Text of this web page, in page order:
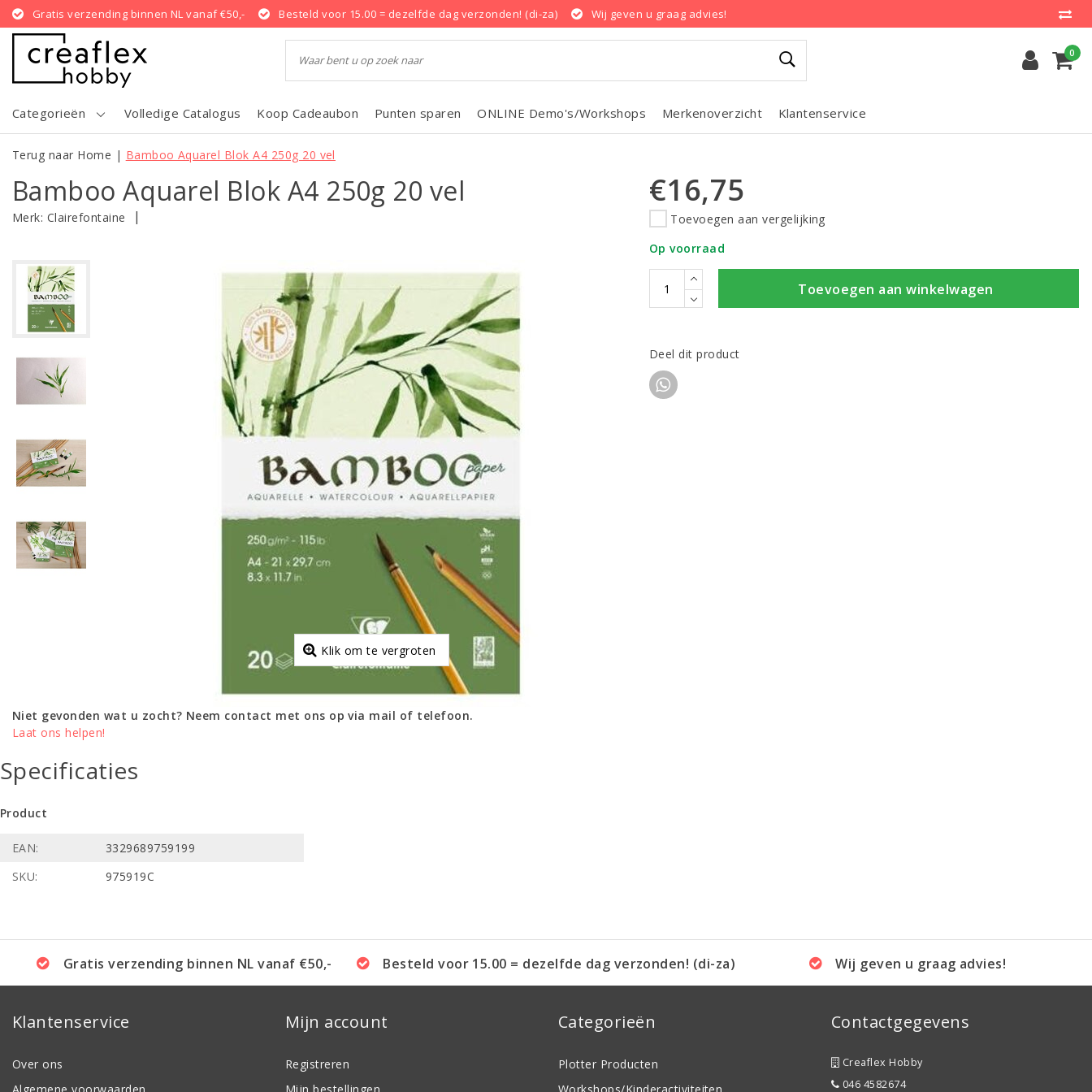
Gratis verzending binnen NL vanaf €50,- Besteld voor 15.00 = dezelfde dag verzonden! (di-za) Wij geven u graag advies!
0
Categorieën Volledige Catalogus Koop Cadeaubon Punten sparen ONLINE Demo's/Workshops Merkenoverzicht Klantenservice
Terug naar Home | Bamboo Aquarel Blok A4 250g 20 vel
Bamboo Aquarel Blok A4 250g 20 vel
Merk: Clairefontaine |
Klik om te vergroten
€16,75
Toevoegen aan vergelijking
Op voorraad
Toevoegen aan winkelwagen
Deel dit product
Niet gevonden wat u zocht? Neem contact met ons op via mail of telefoon.
Laat ons helpen!
Specificaties
Product
EAN:
3329689759199
SKU:
975919C
Gratis verzending binnen NL vanaf €50,- Besteld voor 15.00 = dezelfde dag verzonden! (di-za) Wij geven u graag advies!
Klantenservice
Over ons
Mijn account
Registreren
Categorieën
Plotter Producten
Contactgegevens
Creaflex Hobby
046 4582674